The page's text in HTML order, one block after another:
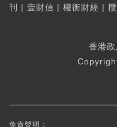
刊
| 壹財信 | 權衡財經 |
香港
免責聲明：